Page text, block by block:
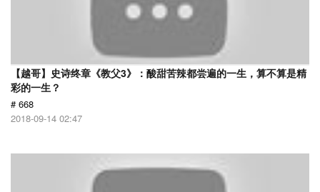
【越哥】史诗终章《教父3》：酸甜苦辣都尝遍的一生，算不算是精
彩的一生？
# 668
2018-09-14 02:47